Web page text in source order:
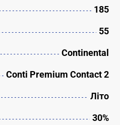
185
55
Continental
Conti Premium Contact 2
Літо
30%